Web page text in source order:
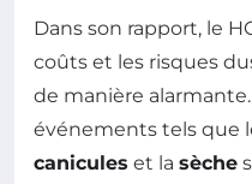
Dans son rapport, le
coûts et les risques
de manière
événements tels que
canicules et la sèche